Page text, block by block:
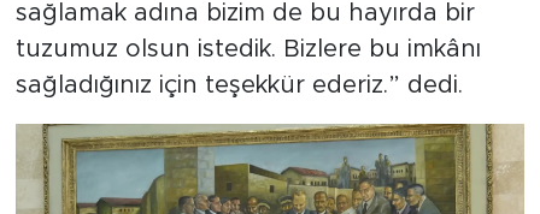
sağlamak adına bizim de bu hayırda bir
tuzumuz olsun istedik. Bizlere bu imkânı
sağladığınız için teşekkür ederiz.” dedi.